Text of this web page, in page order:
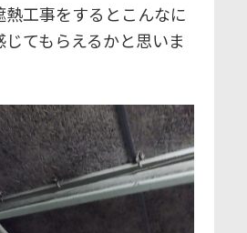
工事をするとこんなに
てもらえるかと思いま